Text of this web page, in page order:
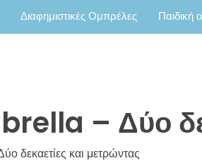
Διαφημιστικές Ομπρέλες Παιδική
– Δύο
και μετρώντας